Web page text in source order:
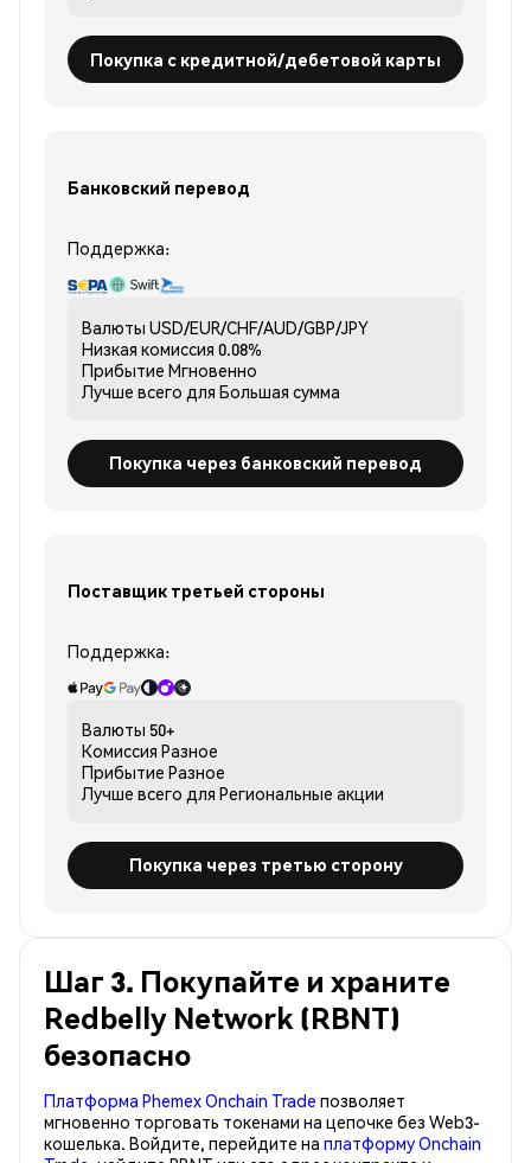
Покупка с кредитной/дебетовой карты
Банковский перевод
Поддержка:
Валюты USD/EUR/CHF/AUD/GBP/JPY
Низкая комиссия 0.08%
Прибытие Мгновенно
Лучше всего для Большая сумма
Покупка через банковский перевод
Поставщик третьей стороны
Поддержка:
Валюты 50+
Комиссия Разное
Прибытие Разное
Лучше всего для Региональные акции
Покупка через третью сторону
Шаг 3. Покупайте и храните
Redbelly Network (RBNT)
безопасно
Платформа Phemex Onchain Trade позволяет
мгновенно торговать токенами на цепочке без Web3-
кошелька. Войдите, перейдите на платформу Onchain